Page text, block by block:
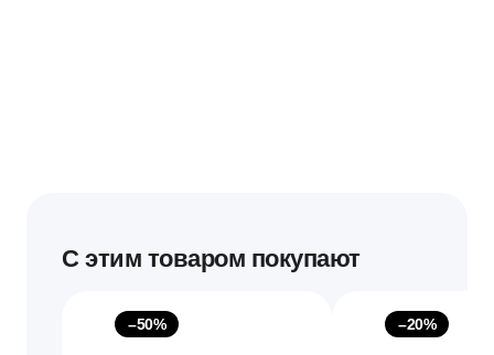
С этим товаром покупают
–50% –20%